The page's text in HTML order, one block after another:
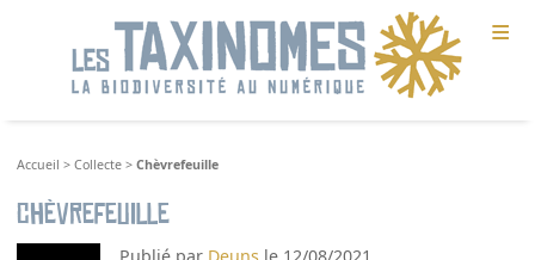
≡
Accueil >Collecte >Chèvrefeuille
Chèvrefeuille